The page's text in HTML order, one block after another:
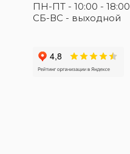
ПН-ПТ - 10:00 - 18:00
СБ-ВС - выходной